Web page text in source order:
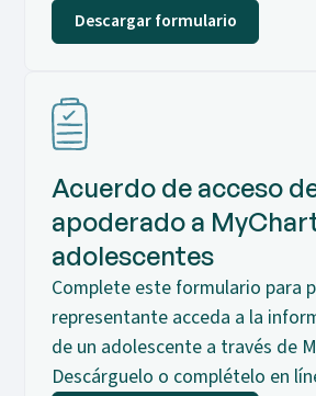
Descargar formulario
Acuerdo de acceso
apoderado a
adolescentes
Complete este formulario para
representante acceda a la
de un adolescente a través de
Descárguelo o complételo en